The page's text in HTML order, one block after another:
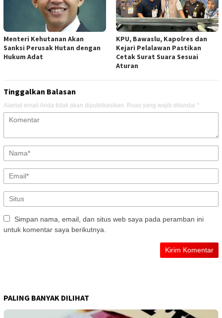
Menteri Kehutanan Akan
Sanksi Perusak Hutan dengan
Hukum Adat
KPU, Bawaslu, Kapolres dan
Kejari Pelalawan Pastikan
Cetak Surat Suara Sesuai
Aturan
Tinggalkan Balasan
Alamat email Anda tidak akan dipublikasikan. Ruas yang wajib ditandai *
Simpan nama, email, dan situs web saya pada peramban ini
untuk komentar saya berikutnya.
PALING BANYAK DILIHAT